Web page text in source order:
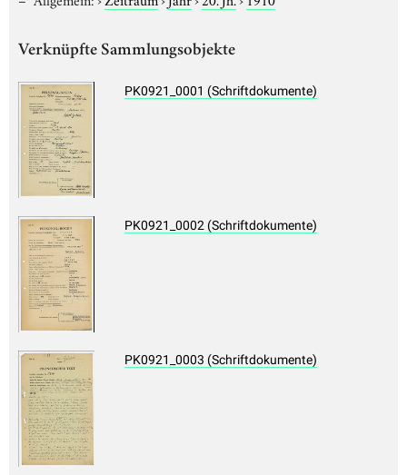
Verknüpfte Sammlungsobjekte
PK0921_0001 (Schriftdokumente)
PK0921_0002 (Schriftdokumente)
PK0921_0003 (Schriftdokumente)